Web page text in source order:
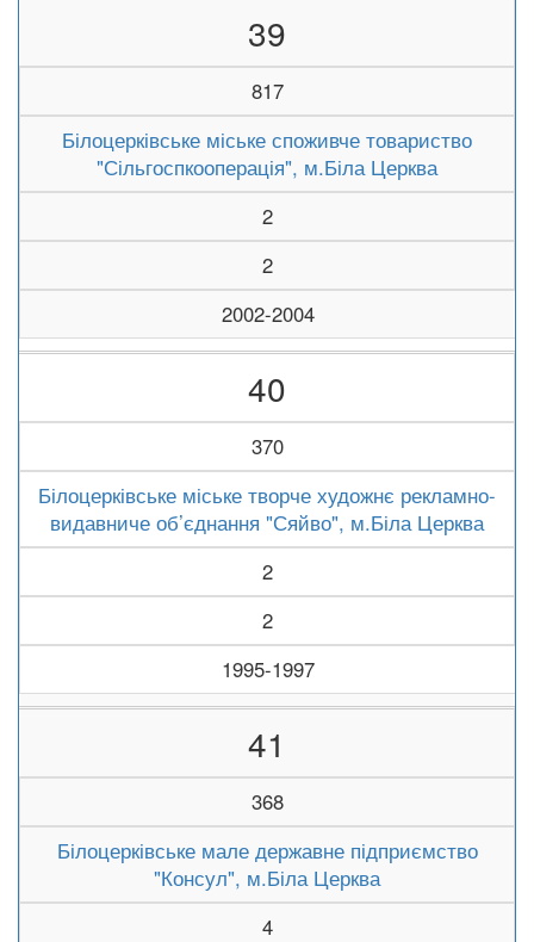
39
817
Білоцерківське міське споживче товариство
"Сільгоспкооперація", м.Біла Церква
2
2
2002-2004
40
370
Білоцерківське міське творче художнє рекламно-
видавниче об’єднання "Сяйво", м.Біла Церква
2
2
1995-1997
41
368
Білоцерківське мале державне підприємство
"Консул", м.Біла Церква
4